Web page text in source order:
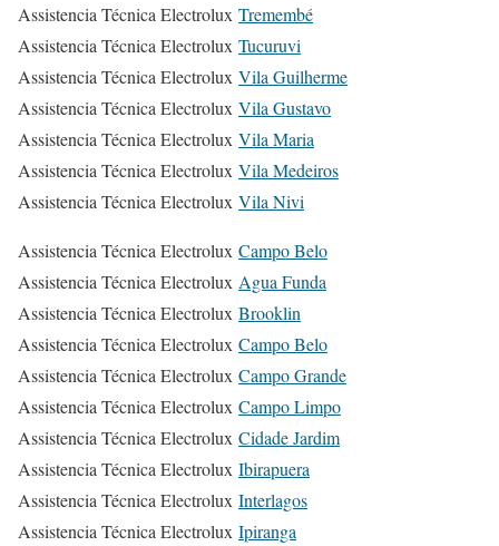
Assistencia Técnica Electrolux Tremembé
Assistencia Técnica Electrolux Tucuruvi
Assistencia Técnica Electrolux Vila Guilherme
Assistencia Técnica Electrolux Vila Gustavo
Assistencia Técnica Electrolux Vila Maria
Assistencia Técnica Electrolux Vila Medeiros
Assistencia Técnica Electrolux Vila Nivi
Assistencia Técnica Electrolux Campo Belo
Assistencia Técnica Electrolux Agua Funda
Assistencia Técnica Electrolux Brooklin
Assistencia Técnica Electrolux Campo Belo
Assistencia Técnica Electrolux Campo Grande
Assistencia Técnica Electrolux Campo Limpo
Assistencia Técnica Electrolux Cidade Jardim
Assistencia Técnica Electrolux Ibirapuera
Assistencia Técnica Electrolux Interlagos
Assistencia Técnica Electrolux Ipiranga